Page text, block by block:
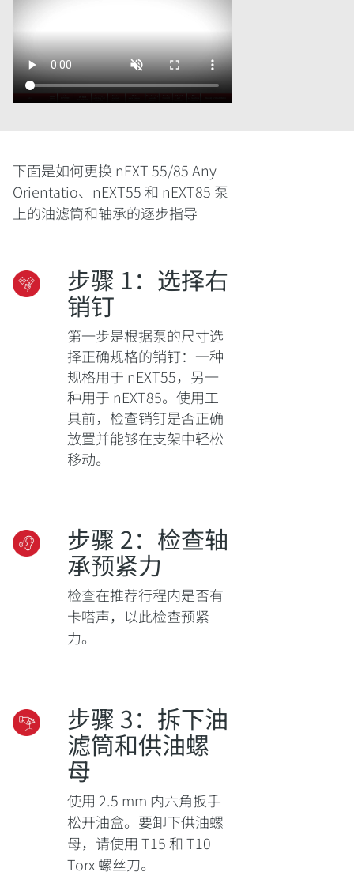
下面是如何更换 nEXT 55/85 Any
Orientatio、nEXT55 和 nEXT85 泵
上的油滤筒和轴承的逐步指导
步骤 1：选择右
销钉
第一步是根据泵的尺寸选
择正确规格的销钉：一种
规格用于 nEXT55，另一
种用于 nEXT85。使用工
具前，检查销钉是否正确
放置并能够在支架中轻松
移动。
步骤 2：检查轴
承预紧力
检查在推荐行程内是否有
卡嗒声，以此检查预紧
力。
步骤 3：拆下油
滤筒和供油螺
母
使用 2.5 mm 内六角扳手
松开油盒。要卸下供油螺
母，请使用 T15 和 T10
Torx 螺丝刀。